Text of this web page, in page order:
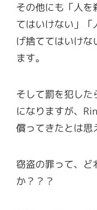
その他にも「人を
てはいけない」
げ捨ててはいけな
ます。
そして罰を犯し
になりますが、
償ってきたとは思
窃盗の罪って、ど
か？？？